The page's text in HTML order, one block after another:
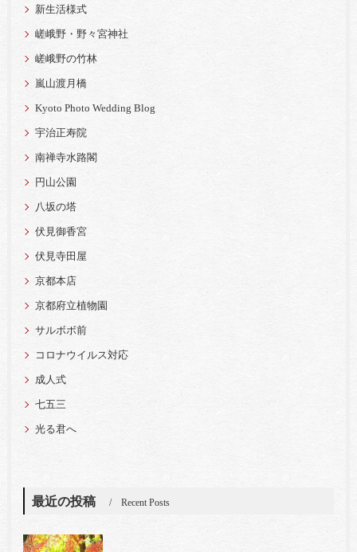
新生活様式
嵯峨野・野々宮神社
嵯峨野の竹林
嵐山渡月橋
Kyoto Photo Wedding Blog
宇治正寿院
南禅寺水路閣
円山公園
八坂の塔
伏見御香宮
伏見寺田屋
京都本店
京都府立植物園
サルボボ前
コロナウイルス対応
成人式
七五三
光る君へ
最近の投稿 Recent Posts